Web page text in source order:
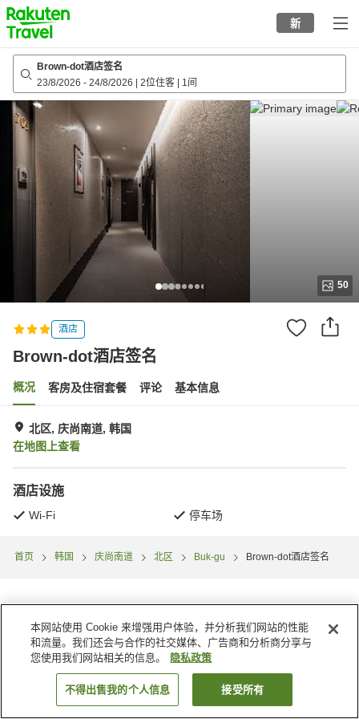
to
top
page
新
Brown-dot酒店签名
23/8/2026 - 24/8/2026 2位住客 1间
50
酒店
Brown-dot酒店签名
概况 客房及住宿套餐 评论 基本信息
北区, 庆尚南道, 韩国
在地图上查看
酒店设施
Wi-Fi 停车场
首页 韩国 庆尚南道 北区 Buk-gu Brown-dot酒店签名
搜索客房
本网站使用 Cookie 来增强用户体验，并分析我们网站的性能
和流量。我们还会与合作的社交媒体、广告商和分析商分享与
您使用我们网站相关的信息。
隐私政策
不得出售我的个人信息 接受所有